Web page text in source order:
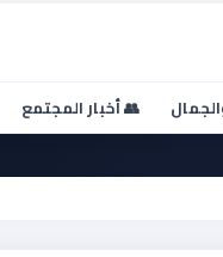
👥 أخبار المجتمع
لـ